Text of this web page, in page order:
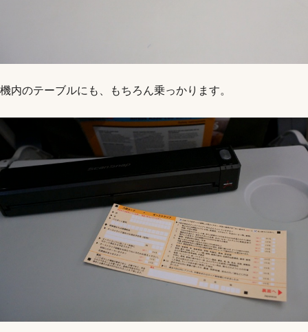
機内のテーブルにも、もちろん乗っかります。